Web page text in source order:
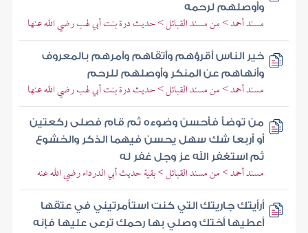
وأوصلهم لرحمه
مسند أحمد > من مسند القبائل > حديث درة بنت أبي لهب رضي الله عنها
خير الناس أقرؤهم وأتقاهم وآمرهم بالمعروف
وأنهاهم عن المنكر وأوصلهم للرحم
مسند أحمد > من مسند القبائل > حديث درة بنت أبي لهب رضي الله عنها
من توضأ فأحسن وضوءه ثم قام فصلى ركعتين
أو أربعا شك سهل يحسن فيهما الذكر والخشوع
ثم استغفر الله عز وجل غفر له
مسند أحمد > من مسند القبائل > بقية حديث أبي الدرداء رضي الله عنه
أرأيتك جاريتك التي كنت استأمرتيني في عتقها
أعطيها أختك وصلي بها رحمك ترعى عليها فإنه